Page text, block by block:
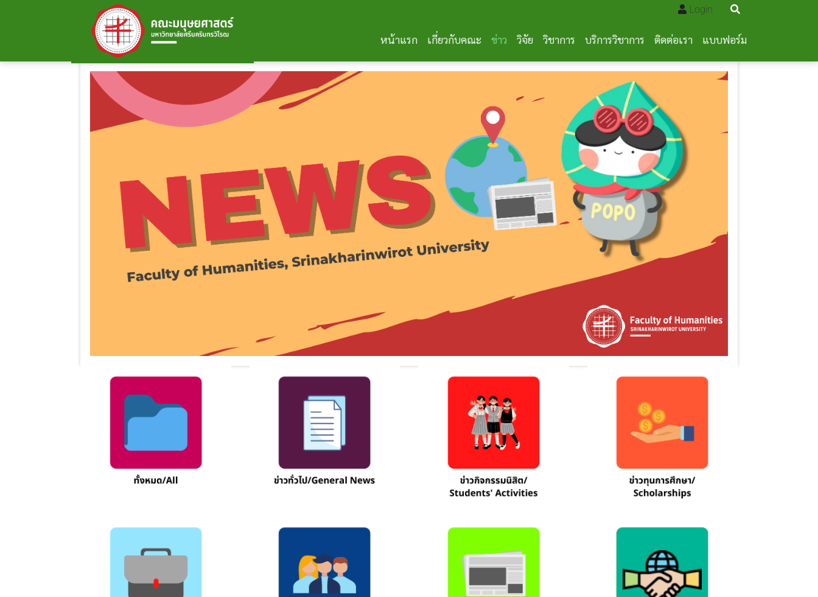
Login
หน้าแรก เกี่ยวกับคณะ ข่าว วิจัย วิชาการ บริการวิชาการ ติดต่อเรา แบบฟอร์ม